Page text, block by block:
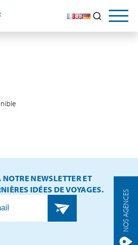
NOS AGENCES
NEWSLETTER ET
IDÉES DE VOYAGES.